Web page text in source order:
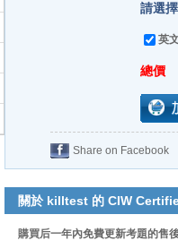
請選
英
總價
Share on Facebook
關於 killtest 的 CIW
購買后一年內免費更新考題的售